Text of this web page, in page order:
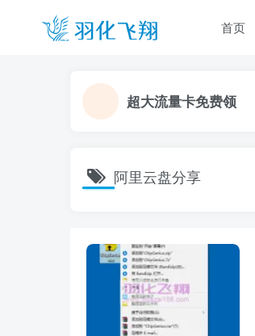
首页
超大流量卡免费领
阿里云盘分享